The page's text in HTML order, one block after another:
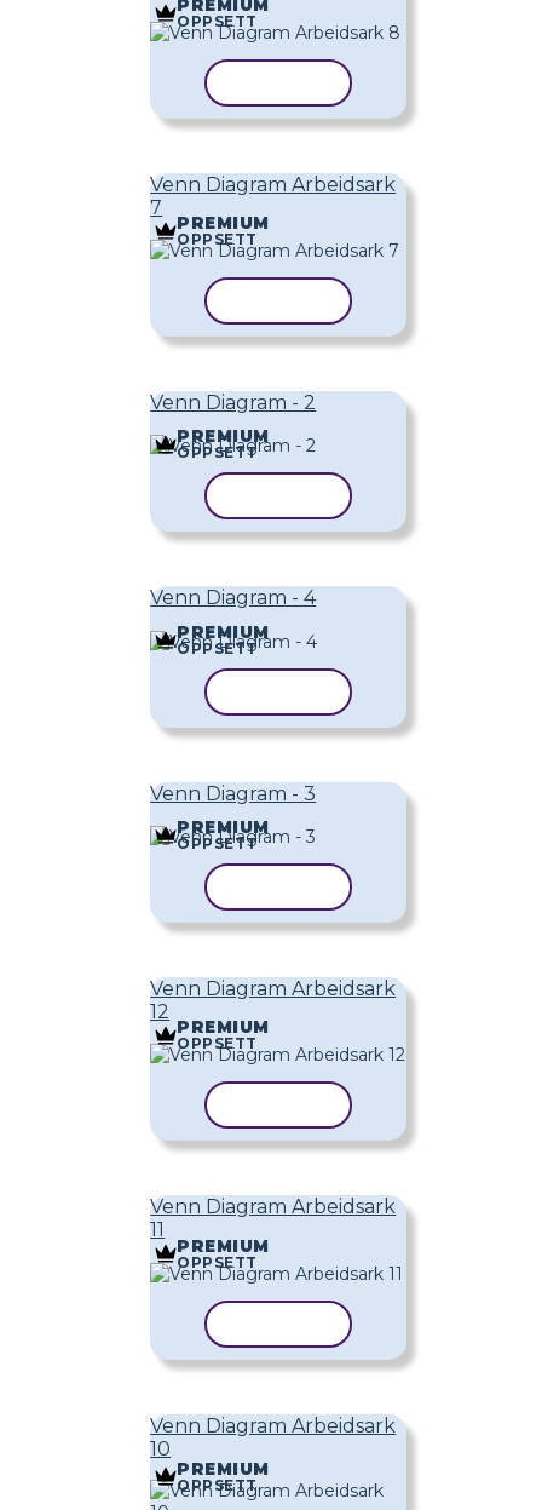
PREMIUM
OPPSETT
Venn Diagram Arbeidsark
7
PREMIUM
OPPSETT
Venn Diagram - 2
PREMIUM
OPPSETT
Venn Diagram - 4
PREMIUM
OPPSETT
Venn Diagram - 3
PREMIUM
OPPSETT
Venn Diagram Arbeidsark
12
PREMIUM
OPPSETT
Venn Diagram Arbeidsark
11
PREMIUM
OPPSETT
Venn Diagram Arbeidsark
10
PREMIUM
OPPSETT